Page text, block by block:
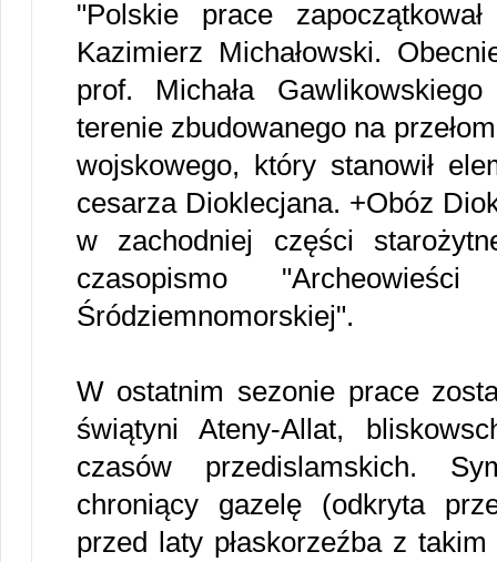
"Polskie prace
Kazimierz Michałowski.
prof. Michała
terenie zbudowanego na
wojskowego, który stanowił
cesarza Dioklecjana. +Obóz
w zachodniej części
czasopismo
Śródziemnomorskiej".
W ostatnim sezonie prace
świątyni Ateny-Allat,
czasów przedislamskich.
chroniący gazelę (odkryta
przed laty płaskorzeźba z